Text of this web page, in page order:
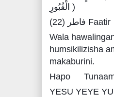
الْقُبُورِ )
فاطر (22) Faatir
Wala
humsikilizisha
makaburini.
Hapo
YESU YEYE